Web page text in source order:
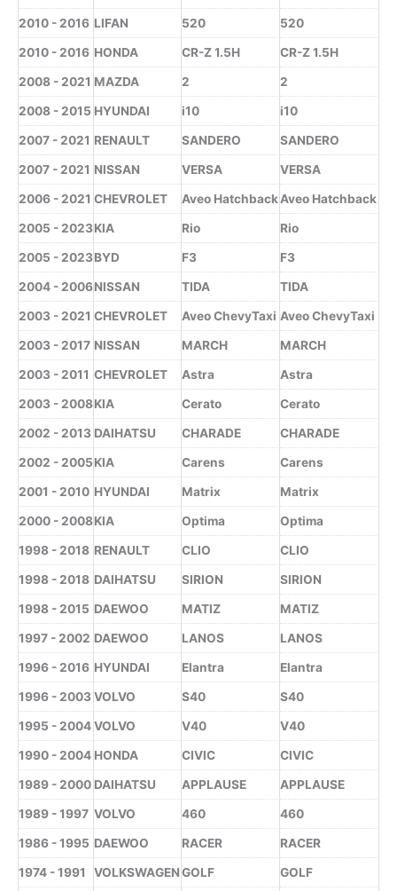
2010 - 2016 LIFAN 520 520
2010 - 2016 HONDA CR-Z 1.5H CR-Z 1.5H
2008 - 2021 MAZDA 2 2
2008 - 2015 HYUNDAI i10 i10
2007 - 2021 RENAULT SANDERO SANDERO
2007 - 2021 NISSAN VERSA VERSA
2006 - 2021 CHEVROLET Aveo HatchbackAveo Hatchback
2005 - 2023KIA Rio Rio
2005 - 2023BYD F3 F3
2004 - 2006NISSAN TIDA TIDA
2003 - 2021 CHEVROLET Aveo ChevyTaxi Aveo ChevyTaxi
2003 - 2017 NISSAN MARCH MARCH
2003 - 2011 CHEVROLET Astra Astra
2003 - 2008KIA Cerato Cerato
2002 - 2013 DAIHATSU CHARADE CHARADE
2002 - 2005KIA Carens Carens
2001 - 2010 HYUNDAI Matrix Matrix
2000 - 2008KIA Optima Optima
1998 - 2018 RENAULT CLIO CLIO
1998 - 2018 DAIHATSU SIRION SIRION
1998 - 2015 DAEWOO MATIZ MATIZ
1997 - 2002 DAEWOO LANOS LANOS
1996 - 2016 HYUNDAI Elantra Elantra
1996 - 2003VOLVO S40 S40
1995 - 2004VOLVO V40 V40
1990 - 2004 HONDA CIVIC CIVIC
1989 - 2000 DAIHATSU APPLAUSE APPLAUSE
1989 - 1997 VOLVO 460 460
1986 - 1995 DAEWOO RACER RACER
1974 - 1991 VOLKSWAGENGOLF GOLF